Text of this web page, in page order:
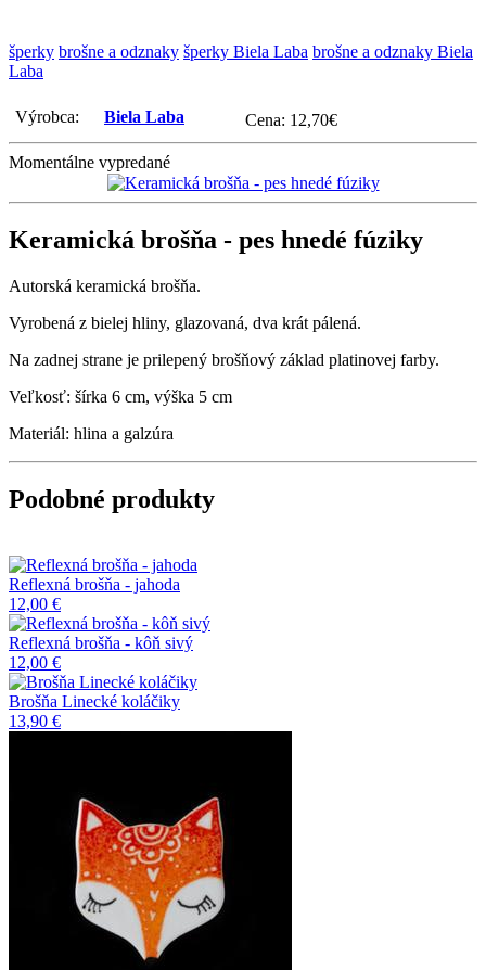
šperky brošne a odznaky šperky Biela Laba brošne a odznaky Biela
Laba
Výrobca: Biela Laba Cena: 12,70€
Momentálne vypredané
Keramická brošňa - pes hnedé fúziky
Autorská keramická brošňa.
Vyrobená z bielej hliny, glazovaná, dva krát pálená.
Na zadnej strane je prilepený brošňový základ platinovej farby.
Veľkosť: šírka 6 cm, výška 5 cm
Materiál: hlina a galzúra
Podobné produkty
Reflexná brošňa - jahoda
12,00 €
Reflexná brošňa - kôň sivý
12,00 €
Brošňa Linecké koláčiky
13,90 €